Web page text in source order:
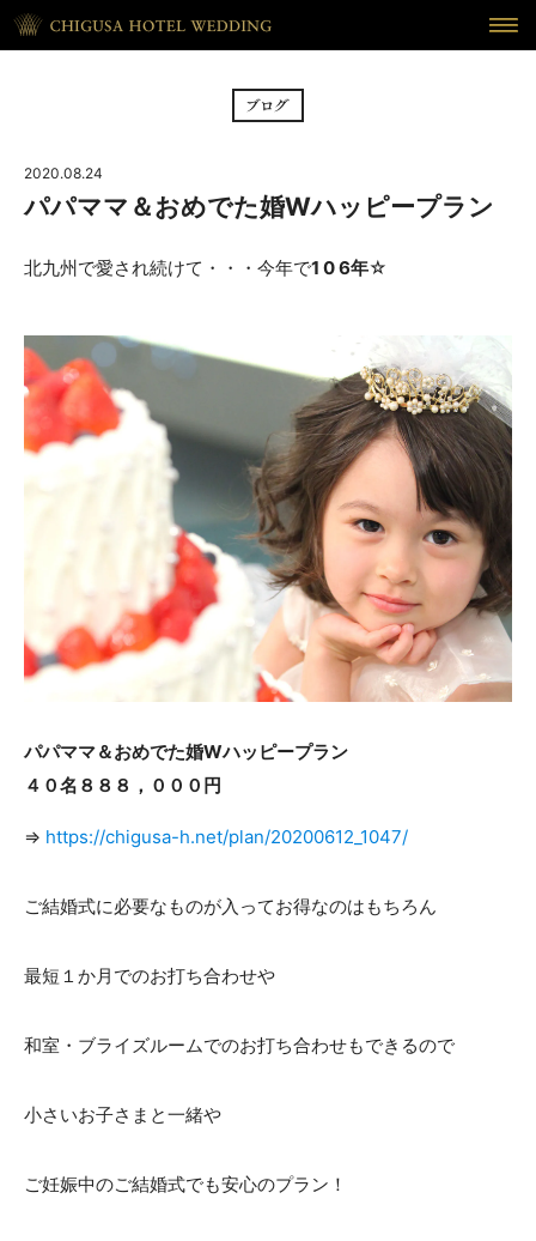
CEREMONY 挙式
RECEPTION
WAKON 和婚
REPORT
ウェディング・レポート
DRESS
ドレス
BLOG PLAN
プラン
CONTACT
お問い合わせ
093 671- 1131
平日 11:00-19:00（火曜定休） / 土日 10:00-19:00
千草ホテル公式サイト
2020.08.24
パパママ＆おめでた婚Wハッピープラン
北九州で愛され続けて・・・今年で1 0 6年☆
パパママ＆おめでた婚Wハッピープラン
４０名８８８，０００円
⇒ https://chigusa-h.net/plan/20200612_1047/
ご結婚式に必要なものが入ってお得なのはもちろん
最短１か月でのお打ち合わせや
和室・ブライズルームでのお打ち合わせもできるので
小さいお子さまと一緒や
ご妊娠中のご結婚式でも安心のプラン！